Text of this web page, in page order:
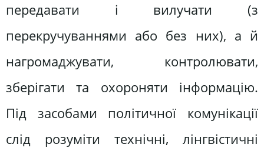
передавати і вилучати (з
перекручуваннями або без них), а й
нагромаджувати, контролювати,
зберігати та охороняти інформацію.
Під засобами політичної комунікації
слід розуміти технічні, лінгвістичні